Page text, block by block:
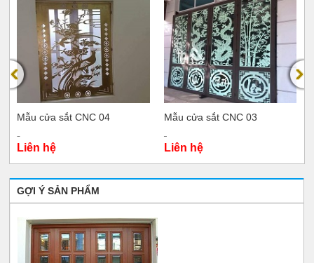
Mẫu cửa sắt CNC 04
Liên hệ
Mẫu cửa sắt CNC 03
Liên hệ
GỢI Ý SẢN PHẨM